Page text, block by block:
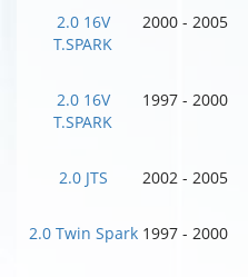
2.0 16V
T.SPARK
2000 - 2005
2.0 16V
T.SPARK
1997 - 2000
2.0 JTS 2002 - 2005
2.0 Twin Spark 1997 - 2000